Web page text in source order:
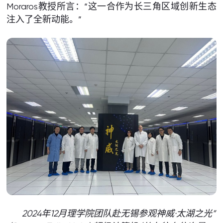
Moraros教授所言：“这一合作为长三角区域创新生态
注入了全新动能。”
2024年12月理学院团队赴无锡参观神威·太湖之光”